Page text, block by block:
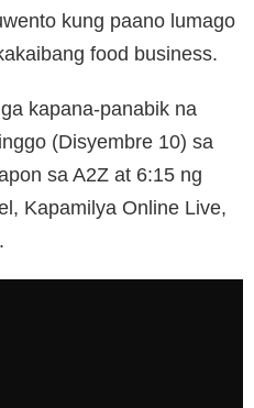
kung paano lumago
food business.
kapana-panabik na
(Disyembre 10) sa
sa A2Z at 6:15 ng
Kapamilya Online Live,